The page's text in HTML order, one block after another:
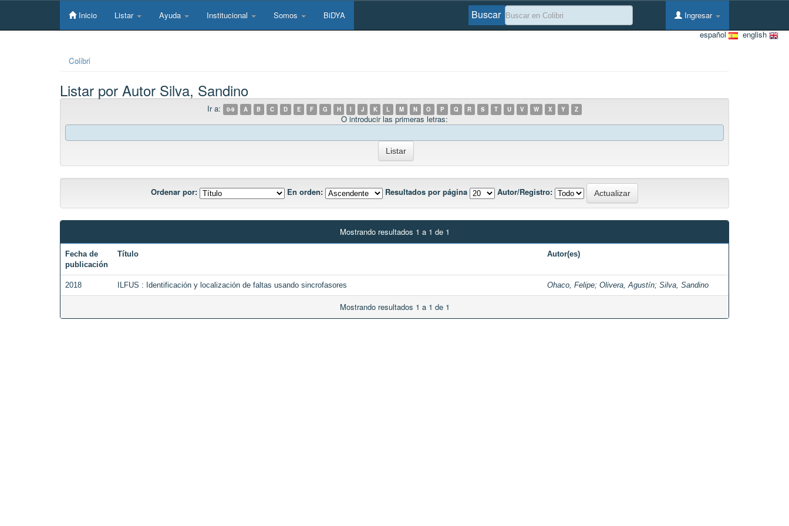
Skip
Inicio Listar Ayuda Institucional Somos BiDYA Ingresar
Buscar
english
español
Colibri
Listar por Autor Silva, Sandino
Ir a: 0-9 A B C D E F G H I J K L M N O P Q R S T U V W X Y Z
O introducir las primeras letras:
Ordenar por: En orden: Resultados por página Autor/Registro:
Mostrando resultados 1 a 1 de 1
Fecha de
publicación
Título Autor(es)
2018 ILFUS : Identificación y localización de faltas usando sincrofasores Ohaco, Felipe; Olivera, Agustín; Silva, Sandino
Mostrando resultados 1 a 1 de 1